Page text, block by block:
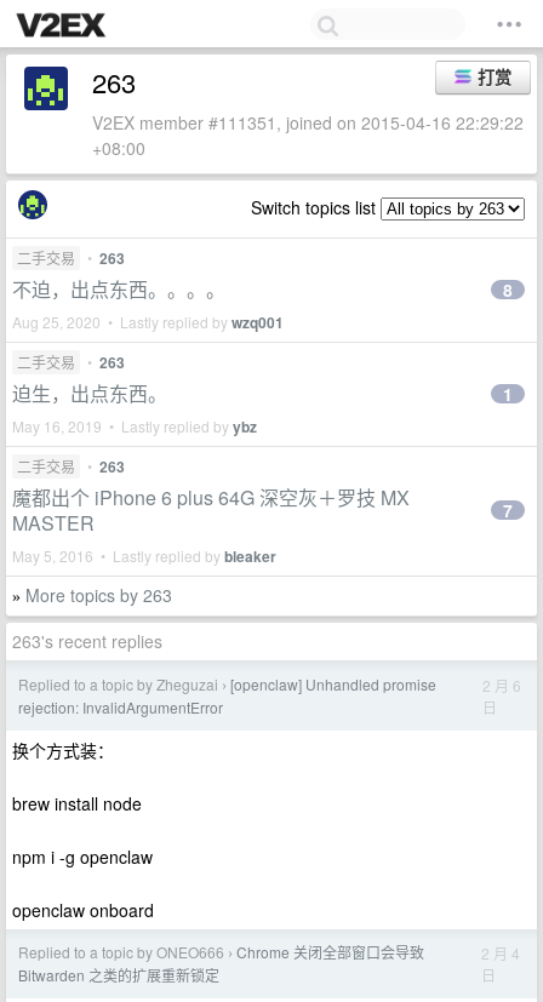
打赏
263
V2EX member #111351, joined on 2015-04-16 22:29:22
+08:00
Switch topics list
二手交易 • 263
不迫，出点东西。。。。
Aug 25, 2020 • Lastly replied bywzq001
8
二手交易 • 263
迫生，出点东西。
May 16, 2019 • Lastly replied byybz
1
二手交易 • 263
魔都出个 iPhone 6 plus 64G 深空灰＋罗技 MX
MASTER
May 5, 2016 • Lastly replied bybleaker
7
» More topics by 263
263's recent replies
Replied to a topic by Zheguzai › [openclaw] Unhandled promise
rejection: InvalidArgumentError
2 月 6
日
换个方式装：
brew install node
npm i -g openclaw
openclaw onboard
Replied to a topic by ONEO666 › Chrome 关闭全部窗口会导致
Bitwarden 之类的扩展重新锁定
2 月 4
日